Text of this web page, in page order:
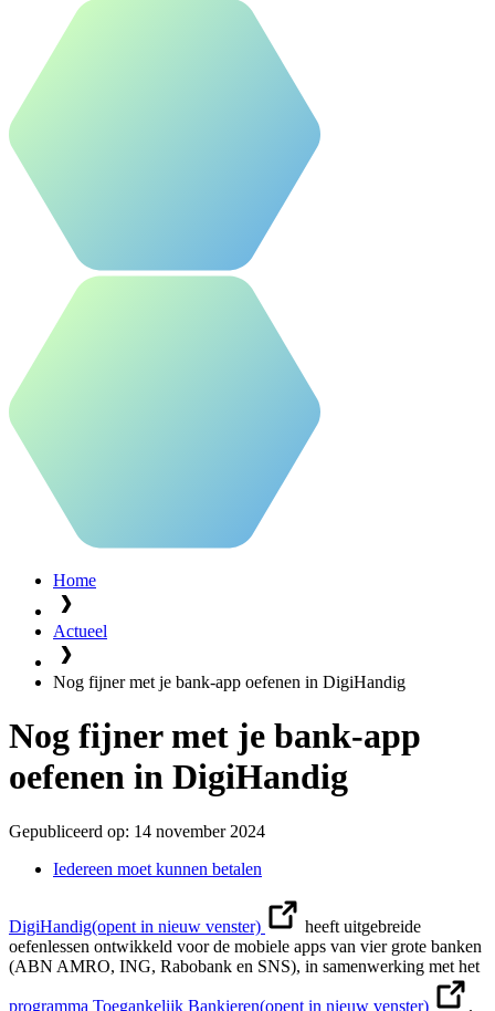
Home
Actueel
Nog fijner met je bank-app oefenen in DigiHandig
Nog fijner met je bank-app
oefenen in DigiHandig
Gepubliceerd op: 14 november 2024
Iedereen moet kunnen betalen
DigiHandig(opent in nieuw venster)
heeft uitgebreide
oefenlessen ontwikkeld voor de mobiele apps van vier grote banken
(ABN AMRO, ING, Rabobank en SNS), in samenwerking met het
programma Toegankelijk Bankieren(opent in nieuw venster) .